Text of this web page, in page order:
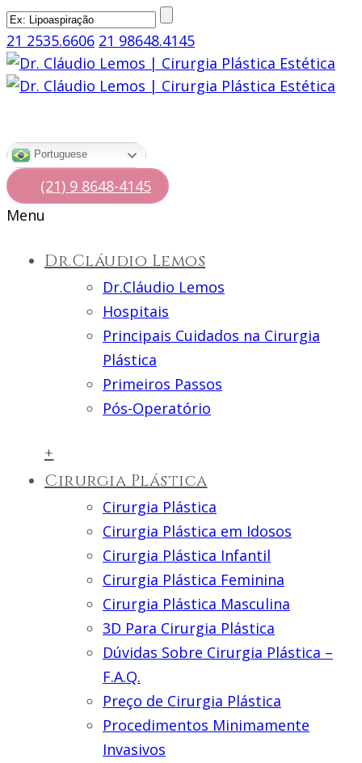
21 2535.6606 21 98648.4145
Portuguese
(21) 9 8648-4145
Menu
Dr.Cláudio Lemos
Dr.Cláudio Lemos
Hospitais
Principais Cuidados na Cirurgia
Plástica
Primeiros Passos
Pós-Operatório
+
Cirurgia Plástica
Cirurgia Plástica
Cirurgia Plástica em Idosos
Cirurgia Plástica Infantil
Cirurgia Plástica Feminina
Cirurgia Plástica Masculina
3D Para Cirurgia Plástica
Dúvidas Sobre Cirurgia Plástica –
F.A.Q.
Preço de Cirurgia Plástica
Procedimentos Minimamente
Invasivos